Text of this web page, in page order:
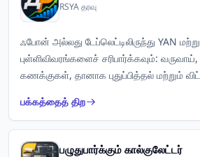
RSYA தரவு
ஃபோன் அல்லது டேப்லெட்டிலிருந்து YAN
புள்ளிவிவரங்களைச் சரிபார்க்கவும்:
கணக்குகள், தானாக புதுப்பித்தல் மற்றும்
பக்கத்தைத் திற
பழுதுபார்க்கும் கால்குலேட்டர்